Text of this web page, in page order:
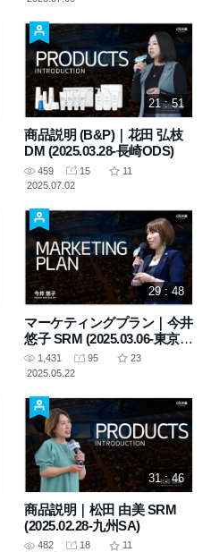
21 : 51
商品説明 (B&P)｜花田 弘枝
DM (2025.03.28-長崎ODS)
459 15
11
2025.07.02
29 : 48
マーケティングプラン｜今井
悠子 SRM (2025.03.06-東京
ODS)
1,431 95
23
2025.05.22
31 : 46
商品説明｜松田 由美 SRM
(2025.02.28-九州SA)
482 18
11